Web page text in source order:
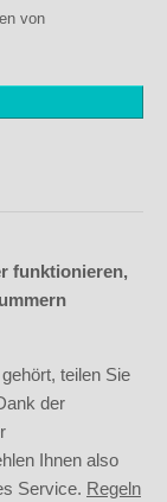
von
funktionieren,
teilen Sie
der
Ihnen also
Service. Regeln